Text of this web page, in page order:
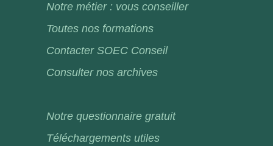
Notre métier : vous conseiller
Toutes nos formations
Contacter SOEC Conseil
Consulter nos archives
Notre questionnaire gratuit
Téléchargements utiles